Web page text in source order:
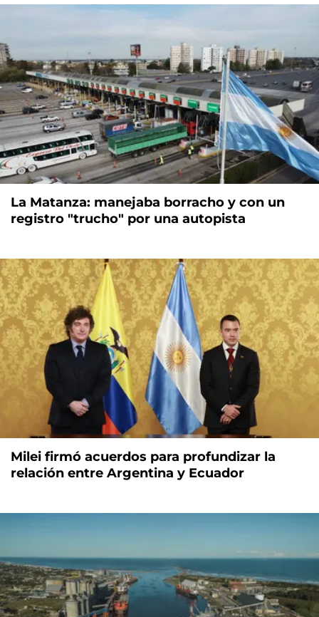
La Matanza: manejaba borracho y con un
registro "trucho" por una autopista
Milei firmó acuerdos para profundizar la
relación entre Argentina y Ecuador